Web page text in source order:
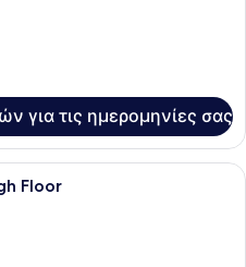
για τις ημερομηνίες σας
Μπάνιο | Δωρεάν προϊόντα
Floor